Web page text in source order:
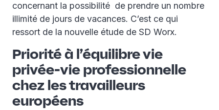
concernant la possibilité de prendre un nombre
illimité de jours de vacances. C’est ce qui
ressort de la nouvelle étude de SD Worx.
Priorité à l’équilibre vie
privée-vie professionnelle
chez les travailleurs
européens